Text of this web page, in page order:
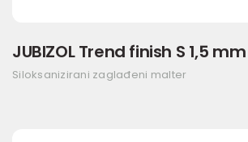
JUBIZOL Trend finish S 1,5 mm
Siloksanizirani zaglađeni malter